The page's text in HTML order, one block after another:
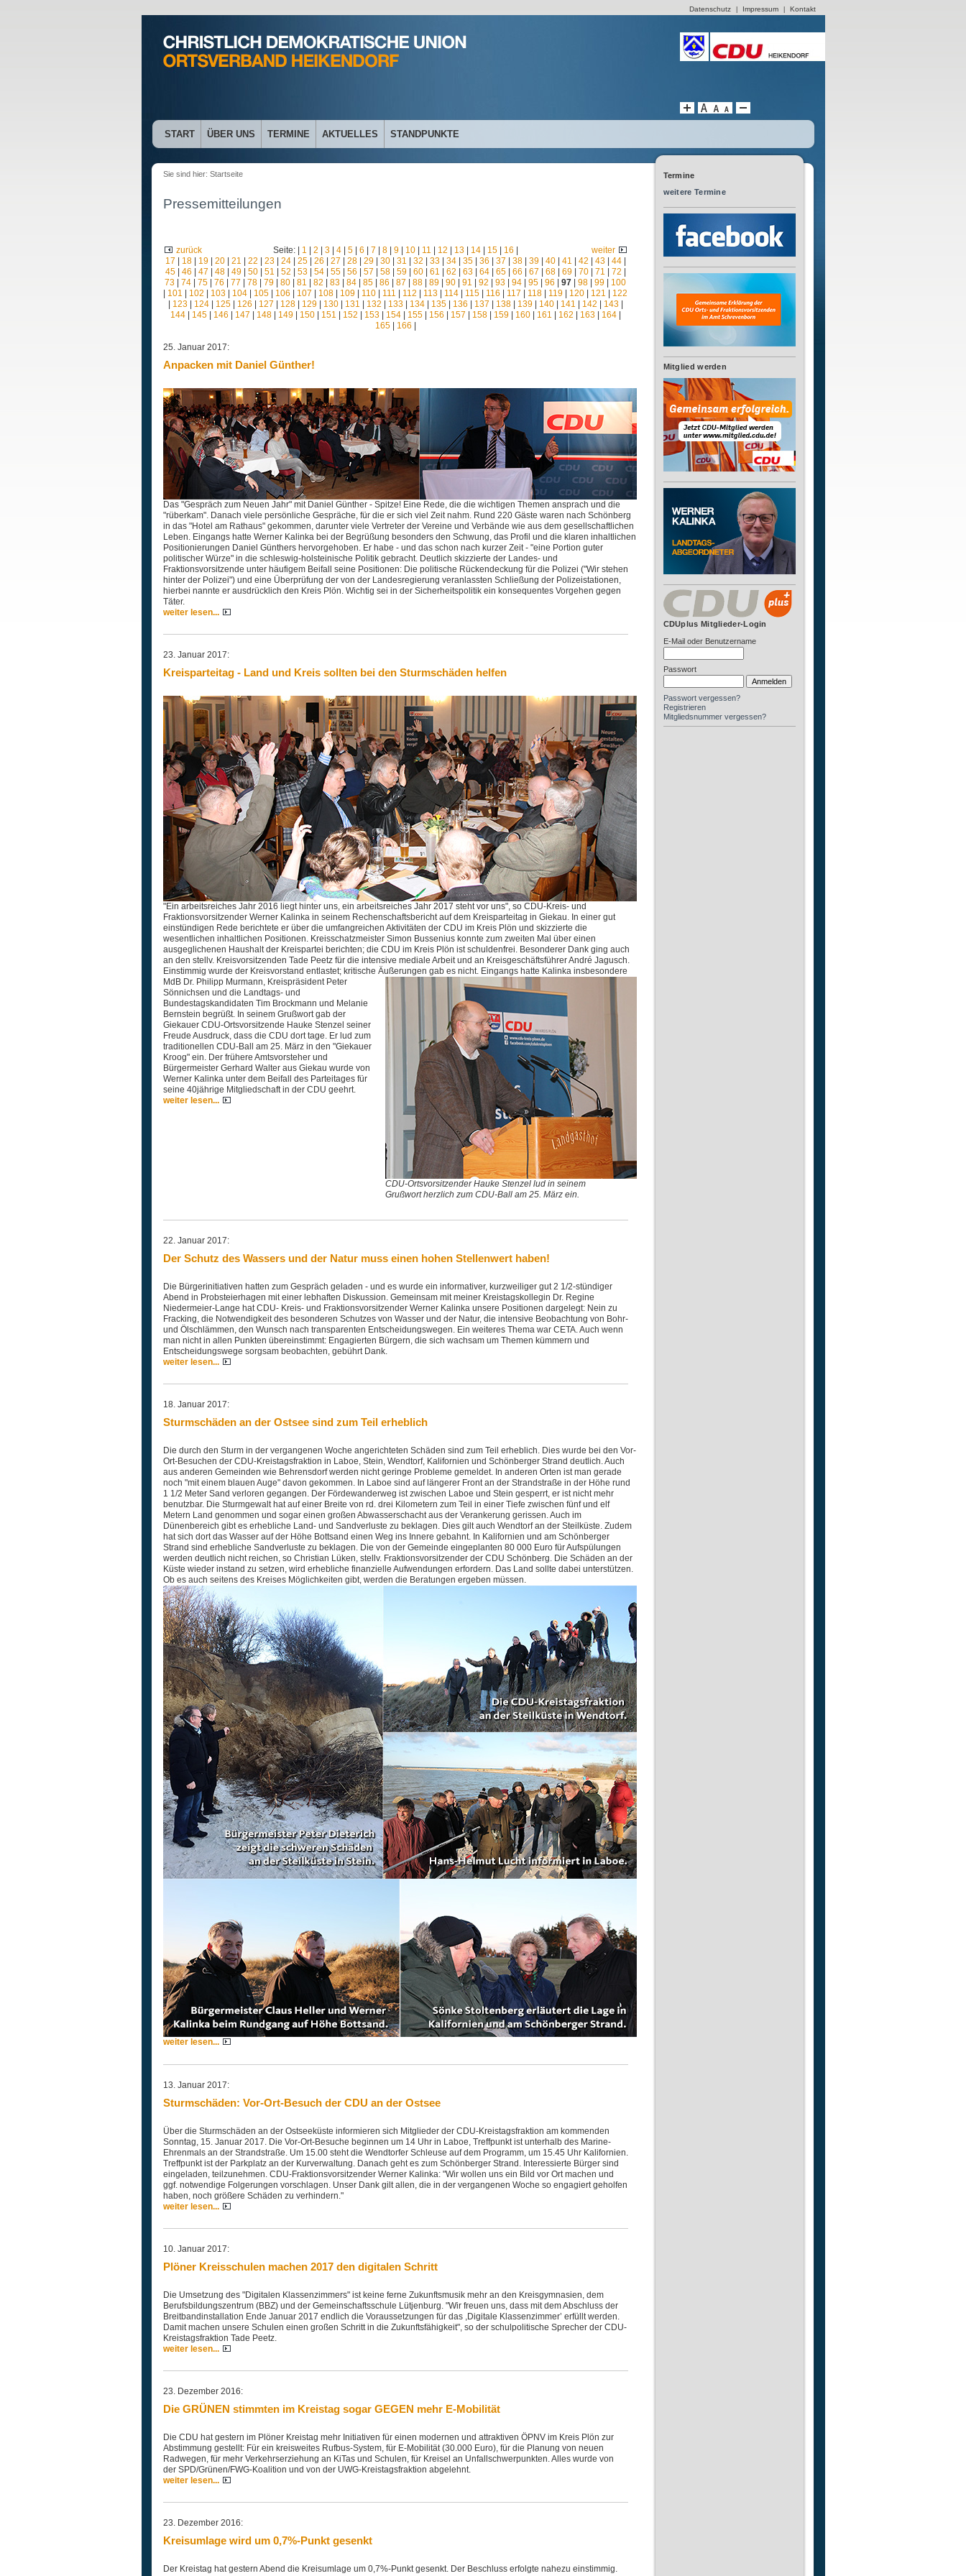
Datenschutz Impressum Kontakt
START ÜBER UNS TERMINE AKTUELLES STANDPUNKTE
Sie sind hier: Startseite
Pressemitteilungen
weiter
zurück Seite: | 1 2 3| 4| 5| 6 7 8| 9| 10| 11 12 13| 14| 15| 16
17
18| 19| 20| 21 22 23| 24| 25| 26 27 28| 29| 30| 31 32 33| 34| 35| 36 37 38| 39| 40| 41 42 43| 44|
45| 46 47 48| 49| 50| 51 52 53| 54| 55| 56 57 58| 59| 60| 61 62 63| 64| 65| 66 67 68| 69| 70| 71 72
73
74 75 76 77 78 79 80 81 82 83 84 85 86 87 88 89 90 91 92 93 94 95 96 97 98 99
100
101 102 103 104 105 106 107 108 109 110 111 112 113 114 115 116 117 118 119 120 121
122
123| 124| 125| 126 127 128| 129| 130| 131 132 133| 134| 135| 136 137 138| 139| 140| 141 142 143|
144| 145| 146 147 148| 149| 150| 151 152 153| 154| 155| 156 157 158| 159| 160| 161 162 163| 164|
165| 166
25. Januar 2017:
Anpacken mit Daniel Günther!
Das "Gespräch zum Neuen Jahr" mit Daniel Günther - Spitze! Eine Rede, die die wichtigen Themen ansprach und die
"rüberkam". Danach viele persönliche Gespräche, für die er sich viel Zeit nahm. Rund 220 Gäste waren nach Schönberg
in das "Hotel am Rathaus" gekommen, darunter viele Vertreter der Vereine und Verbände wie aus dem gesellschaftlichen
Leben. Eingangs hatte Werner Kalinka bei der Begrüßung besonders den Schwung, das Profil und die klaren inhaltlichen
Positionierungen Daniel Günthers hervorgehoben. Er habe - und das schon nach kurzer Zeit - "eine Portion guter
politischer Würze" in die schleswig-holsteinische Politik gebracht. Deutlich skizzierte der Landes- und
Fraktionsvorsitzende unter häufigem Beifall seine Positionen: Die politische Rückendeckung für die Polizei ("Wir stehen
hinter der Polizei") und eine Überprüfung der von der Landesregierung veranlassten Schließung der Polizeistationen,
hierbei nannte er ausdrücklich den Kreis Plön. Wichtig sei in der Sicherheitspolitik ein konsequentes Vorgehen gegen
Täter.
weiter lesen...
23. Januar 2017:
Kreisparteitag - Land und Kreis sollten bei den Sturmschäden helfen
"Ein arbeitsreiches Jahr 2016 liegt hinter uns, ein arbeitsreiches Jahr 2017 steht vor uns", so CDU-Kreis- und
Fraktionsvorsitzender Werner Kalinka in seinem Rechenschaftsbericht auf dem Kreisparteitag in Giekau. In einer gut
einstündigen Rede berichtete er über die umfangreichen Aktivitäten der CDU im Kreis Plön und skizzierte die
wesentlichen inhaltlichen Positionen. Kreisschatzmeister Simon Bussenius konnte zum zweiten Mal über einen
ausgeglichenen Haushalt der Kreispartei berichten; die CDU im Kreis Plön ist schuldenfrei. Besonderer Dank ging auch
an den stellv. Kreisvorsitzenden Tade Peetz für die intensive mediale Arbeit und an Kreisgeschäftsführer André Jagusch.
Einstimmig wurde der Kreisvorstand entlastet; kritische Äußerungen gab es nicht.
CDU-Ortsvorsitzender Hauke Stenzel lud in seinem
Grußwort herzlich zum CDU-Ball am 25. März ein.
Eingangs hatte Kalinka insbesondere
MdB Dr. Philipp Murmann, Kreispräsident Peter
Sönnichsen und die Landtags- und
Bundestagskandidaten Tim Brockmann und Melanie
Bernstein begrüßt. In seinem Grußwort gab der
Giekauer CDU-Ortsvorsitzende Hauke Stenzel seiner
Freude Ausdruck, dass die CDU dort tage. Er lud zum
traditionellen CDU-Ball am 25. März in den "Giekauer
Kroog" ein. Der frühere Amtsvorsteher und
Bürgermeister Gerhard Walter aus Giekau wurde von
Werner Kalinka unter dem Beifall des Parteitages für
seine 40jährige Mitgliedschaft in der CDU geehrt.
weiter lesen...
22. Januar 2017:
Der Schutz des Wassers und der Natur muss einen hohen Stellenwert haben!
Die Bürgerinitiativen hatten zum Gespräch geladen - und es wurde ein informativer, kurzweiliger gut 2 1/2-stündiger
Abend in Probsteierhagen mit einer lebhaften Diskussion. Gemeinsam mit meiner Kreistagskollegin Dr. Regine
Niedermeier-Lange hat CDU- Kreis- und Fraktionsvorsitzender Werner Kalinka unsere Positionen dargelegt: Nein zu
Fracking, die Notwendigkeit des besonderen Schutzes von Wasser und der Natur, die intensive Beobachtung von Bohr-
und Ölschlämmen, den Wunsch nach transparenten Entscheidungswegen. Ein weiteres Thema war CETA. Auch wenn
man nicht in allen Punkten übereinstimmt: Engagierten Bürgern, die sich wachsam um Themen kümmern und
Entscheidungswege sorgsam beobachten, gebührt Dank.
weiter lesen...
18. Januar 2017:
Sturmschäden an der Ostsee sind zum Teil erheblich
Die durch den Sturm in der vergangenen Woche angerichteten Schäden sind zum Teil erheblich. Dies wurde bei den Vor-
Ort-Besuchen der CDU-Kreistagsfraktion in Laboe, Stein, Wendtorf, Kalifornien und Schönberger Strand deutlich. Auch
aus anderen Gemeinden wie Behrensdorf werden nicht geringe Probleme gemeldet. In anderen Orten ist man gerade
noch "mit einem blauen Auge" davon gekommen. In Laboe sind auf längerer Front an der Strandstraße in der Höhe rund
1 1/2 Meter Sand verloren gegangen. Der Fördewanderweg ist zwischen Laboe und Stein gesperrt, er ist nicht mehr
benutzbar. Die Sturmgewalt hat auf einer Breite von rd. drei Kilometern zum Teil in einer Tiefe zwischen fünf und elf
Metern Land genommen und sogar einen großen Abwasserschacht aus der Verankerung gerissen. Auch im
Dünenbereich gibt es erhebliche Land- und Sandverluste zu beklagen. Dies gilt auch Wendtorf an der Steilküste. Zudem
hat sich dort das Wasser auf der Höhe Bottsand einen Weg ins Innere gebahnt. In Kalifornien und am Schönberger
Strand sind erhebliche Sandverluste zu beklagen. Die von der Gemeinde eingeplanten 80 000 Euro für Aufspülungen
werden deutlich nicht reichen, so Christian Lüken, stellv. Fraktionsvorsitzender der CDU Schönberg. Die Schäden an der
Küste wieder instand zu setzen, wird erhebliche finanzielle Aufwendungen erfordern. Das Land sollte dabei unterstützen.
Ob es auch seitens des Kreises Möglichkeiten gibt, werden die Beratungen ergeben müssen.
weiter lesen...
13. Januar 2017:
Sturmschäden: Vor-Ort-Besuch der CDU an der Ostsee
Über die Sturmschäden an der Ostseeküste informieren sich Mitglieder der CDU-Kreistagsfraktion am kommenden
Sonntag, 15. Januar 2017. Die Vor-Ort-Besuche beginnen um 14 Uhr in Laboe, Treffpunkt ist unterhalb des Marine-
Ehrenmals an der Strandstraße. Um 15.00 steht die Wendtorfer Schleuse auf dem Programm, um 15.45 Uhr Kalifornien.
Treffpunkt ist der Parkplatz an der Kurverwaltung. Danach geht es zum Schönberger Strand. Interessierte Bürger sind
eingeladen, teilzunehmen. CDU-Fraktionsvorsitzender Werner Kalinka: "Wir wollen uns ein Bild vor Ort machen und
ggf. notwendige Folgerungen vorschlagen. Unser Dank gilt allen, die in der vergangenen Woche so engagiert geholfen
haben, noch größere Schäden zu verhindern."
weiter lesen...
10. Januar 2017:
Plöner Kreisschulen machen 2017 den digitalen Schritt
Die Umsetzung des "Digitalen Klassenzimmers" ist keine ferne Zukunftsmusik mehr an den Kreisgymnasien, dem
Berufsbildungszentrum (BBZ) und der Gemeinschaftsschule Lütjenburg. "Wir freuen uns, dass mit dem Abschluss der
Breitbandinstallation Ende Januar 2017 endlich die Voraussetzungen für das ,Digitale Klassenzimmer’ erfüllt werden.
Damit machen unsere Schulen einen großen Schritt in die Zukunftsfähigkeit", so der schulpolitische Sprecher der CDU-
Kreistagsfraktion Tade Peetz.
weiter lesen...
23. Dezember 2016:
Die GRÜNEN stimmten im Kreistag sogar GEGEN mehr E-Mobilität
Die CDU hat gestern im Plöner Kreistag mehr Initiativen für einen modernen und attraktiven ÖPNV im Kreis Plön zur
Abstimmung gestellt: Für ein kreisweites Rufbus-System, für E-Mobilität (30.000 Euro), für die Planung von neuen
Radwegen, für mehr Verkehrserziehung an KiTas und Schulen, für Kreisel an Unfallschwerpunkten. Alles wurde von
der SPD/Grünen/FWG-Koalition und von der UWG-Kreistagsfraktion abgelehnt.
weiter lesen...
23. Dezember 2016:
Kreisumlage wird um 0,7%-Punkt gesenkt
Der Kreistag hat gestern Abend die Kreisumlage um 0,7%-Punkt gesenkt. Der Beschluss erfolgte nahezu einstimmig.
Termine
weitere Termine
Mitglied werden
CDUplus Mitglieder-Login
E-Mail oder Benutzername
Passwort
Passwort vergessen?
Registrieren
Mitgliedsnummer vergessen?